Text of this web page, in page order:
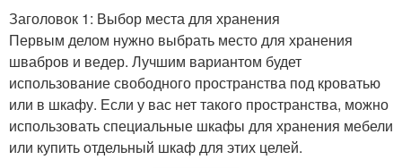
Заголовок 1: Выбор места для хранения
Первым делом нужно выбрать место для хранения
швабров и ведер. Лучшим вариантом будет
использование свободного пространства под кроватью
или в шкафу. Если у вас нет такого пространства, можно
использовать специальные шкафы для хранения мебели
или купить отдельный шкаф для этих целей.